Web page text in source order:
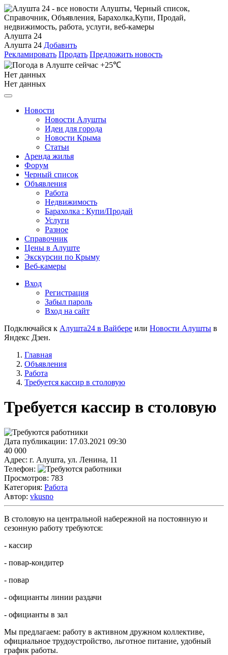
Алушта 24
Алушта 24 Добавить
Рекламировать Продать Предложить новость
+25℃
Нет данных
Нет данных
Новости
Новости Алушты
Идеи для города
Новости Крыма
Статьи
Аренда жилья
Форум
Черный список
Объявления
Работа
Недвижимость
Барахолка : Купи/Продай
Услуги
Разное
Справочник
Цены в Алуште
Экскурсии по Крыму
Веб-камеры
Вход
Регистрация
Забыл пароль
Вход на сайт
Подключайся к Алушта24 в Вайбере или Новости Алушты в
Яндекс Дзен.
Главная
Объявления
Работа
Требуется кассир в столовую
Требуется кассир в столовую
Дата публикации: 17.03.2021 09:30
40 000
Адрес: г. Алушта, ул. Ленина, 11
Телефон:
Просмотров: 783
Категория: Работа
Автор: vkusno
В столовую на центральной набережной на постоянную и
сезонную работу требуются:
- кассир
- повар-кондитер
- повар
- официанты линии раздачи
- официанты в зал
Мы предлагаем: работу в активном дружном коллективе,
официальное трудоустройство, льготное питание, удобный
график работы.